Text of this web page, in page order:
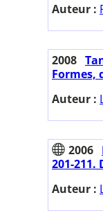
Auteur :
2008
Formes,
Auteur :
2006
201-211.
Auteur :